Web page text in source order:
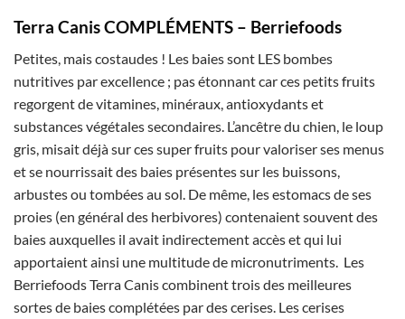
Terra Canis COMPLÉMENTS – Berriefoods
Petites, mais costaudes ! Les baies sont LES bombes
nutritives par excellence ; pas étonnant car ces petits fruits
regorgent de vitamines, minéraux, antioxydants et
substances végétales secondaires. L’ancêtre du chien, le loup
gris, misait déjà sur ces super fruits pour valoriser ses menus
et se nourrissait des baies présentes sur les buissons,
arbustes ou tombées au sol. De même, les estomacs de ses
proies (en général des herbivores) contenaient souvent des
baies auxquelles il avait indirectement accès et qui lui
apportaient ainsi une multitude de micronutriments. Les
Berriefoods Terra Canis combinent trois des meilleures
sortes de baies complétées par des cerises. Les cerises